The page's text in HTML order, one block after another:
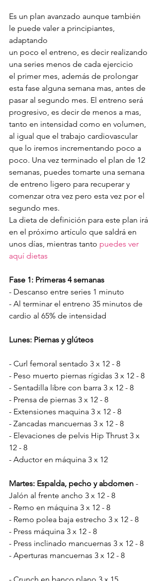
Es un plan avanzado aunque también
le puede valer a principiantes,
adaptando
un poco el entreno, es decir realizando
una series menos de cada ejercicio
el primer mes, además de prolongar
esta fase alguna semana mas, antes de
pasar al segundo mes. El entreno será
progresivo, es decir de menos a mas,
tanto en intensidad como en volumen,
al igual que el trabajo cardiovascular
que lo iremos incrementando poco a
poco. Una vez terminado el plan de 12
semanas, puedes tomarte una semana
de entreno ligero para recuperar y
comenzar otra vez pero esta vez por el
segundo mes.
La dieta de definición para este plan irá
en el próximo artículo que saldrá en
unos días, mientras tanto puedes ver
aquí dietas
Fase 1: Primeras 4 semanas
- Descanso entre series 1 minuto
- Al terminar el entreno 35 minutos de
cardio al 65% de intensidad
Lunes: Piernas y glúteos
- Curl femoral sentado 3 x 12 - 8
- Peso muerto piernas rígidas 3 x 12 - 8
- Sentadilla libre con barra 3 x 12 - 8
- Prensa de piernas 3 x 12 - 8
- Extensiones maquina 3 x 12 - 8
- Zancadas mancuernas 3 x 12 - 8
- Elevaciones de pelvis Hip Thrust 3 x
12 - 8
- Aductor en máquina 3 x 12
Martes: Espalda, pecho y abdomen -
Jalón al frente ancho 3 x 12 - 8
- Remo en máquina 3 x 12 - 8
- Remo polea baja estrecho 3 x 12 - 8
- Press máquina 3 x 12 - 8
- Press inclinado mancuernas 3 x 12 - 8
- Aperturas mancuernas 3 x 12 - 8